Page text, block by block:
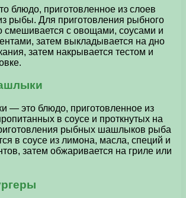
блюдо, приготовленное из слоев
рыбы. Для приготовления рыбного
смешивается с овощами, соусами и
затем выкладывается на дно
затем накрывается тестом и
это блюдо, приготовленное из
в соусе и проткнутых на
рыбных шашлыков рыба
в соусе из лимона, масла, специй и
затем обжаривается на гриле или